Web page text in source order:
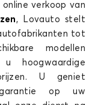
verkoop van
, Lovauto stelt
tot
modellen
hoogwaardige
U geniet
op uw